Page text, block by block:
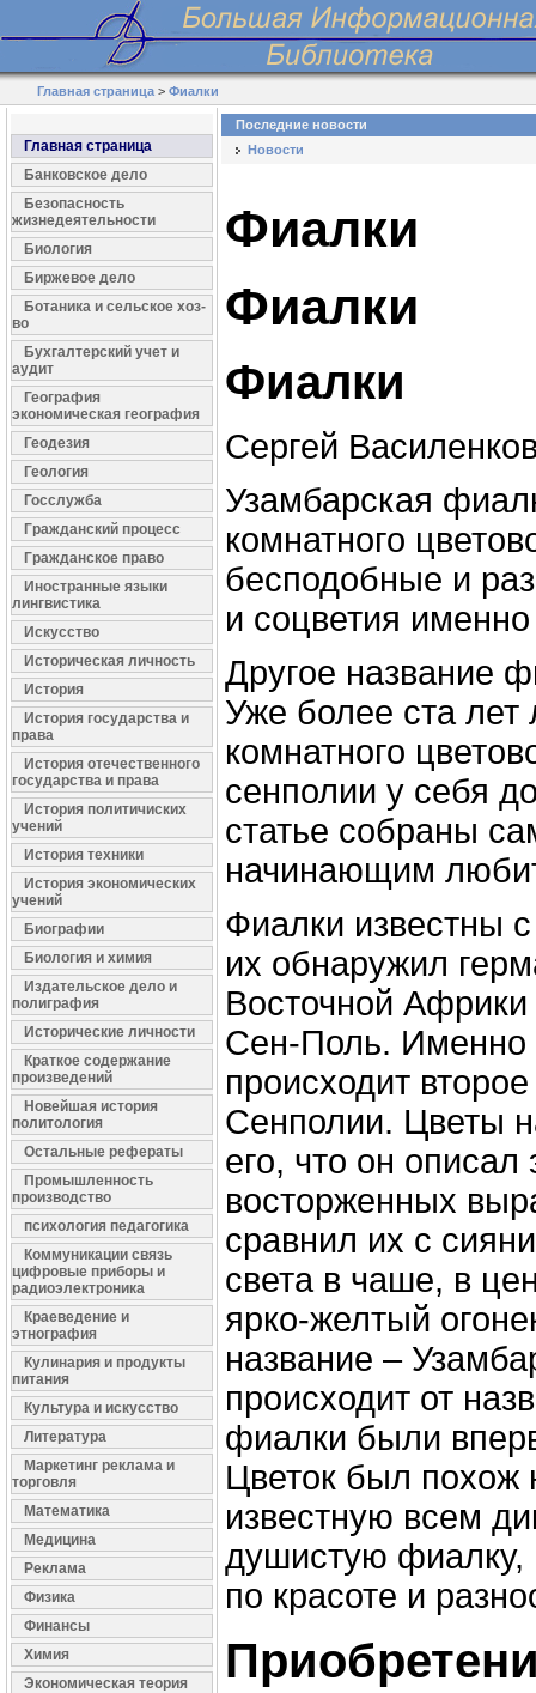
Главная страница >Фиалки
Главная страница
Банковское дело
Безопасность
жизнедеятельности
Биология
Биржевое дело
Ботаника и сельское хоз-
во
Бухгалтерский учет и
аудит
География
экономическая география
Геодезия
Геология
Госслужба
Гражданский процесс
Гражданское право
Иностранные языки
лингвистика
Искусство
Историческая личность
История
История государства и
права
История отечественного
государства и права
История политичиских
учений
История техники
История экономических
учений
Биографии
Биология и химия
Издательское дело и
полиграфия
Исторические личности
Краткое содержание
произведений
Новейшая история
политология
Остальные рефераты
Промышленность
производство
психология педагогика
Коммуникации связь
цифровые приборы и
радиоэлектроника
Краеведение и
этнография
Кулинария и продукты
питания
Культура и искусство
Литература
Маркетинг реклама и
торговля
Математика
Медицина
Реклама
Физика
Финансы
Химия
Экономическая теория
Последние новости
Новости
Фиалки
Фиалки
Фиалки
Сергей
Узамбарская
комнатного
бесподобные и
и соцветия
Другое название
Уже более ста лет
комнатного
сенполии у себя
статье собраны
начинающим
Фиалки известны
их обнаружил
Восточной
Сен-Поль. Именно
происходит
Сенполии. Цветы
его, что он описал
восторженных
сравнил их с
света в чаше, в
ярко-желтый
название –
происходит от
фиалки были
Цветок был похож
известную всем
душистую фиалку,
по красоте и